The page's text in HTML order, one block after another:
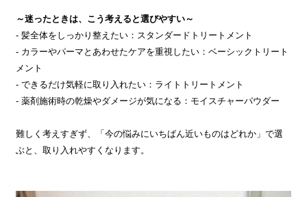
～迷ったときは、こう考えると選びやすい～
- 髪全体をしっかり整えたい：スタンダードトリートメント
- カラーやパーマとあわせたケアを重視したい：ベーシックトリート
メント
- できるだけ気軽に取り入れたい：ライトトリートメント
- 薬剤施術時の乾燥やダメージが気になる：モイスチャーパウダー
難しく考えすぎず、「今の悩みにいちばん近いものはどれか」で選
ぶと、取り入れやすくなります。